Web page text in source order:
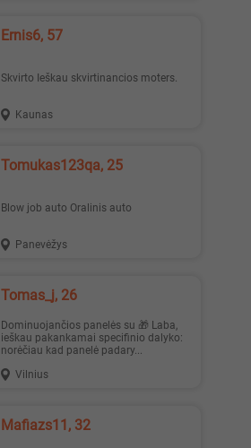
Ernis6, 57
Skvirto Ieškau skvirtinancios moters.
Kaunas
Tomukas123qa, 25
Blow job auto Oralinis auto
Panevėžys
Tomas_j, 26
Dominuojančios panelės su 🎁 Laba,
ieškau pakankamai specifinio dalyko:
norėčiau kad panelė padary...
Vilnius
Mafiazs11, 32